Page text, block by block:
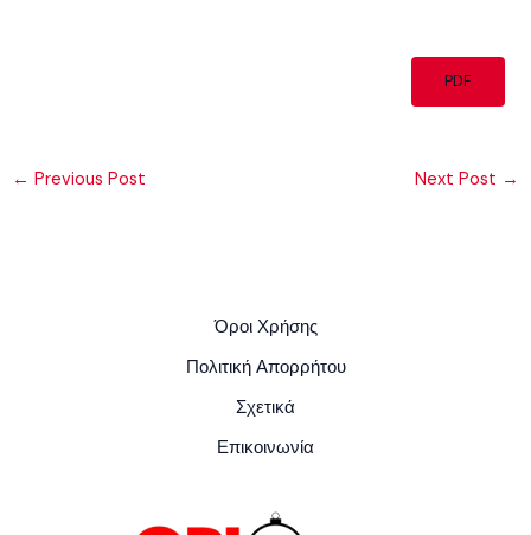
PDF
← Previous Post Next Post →
Όροι Χρήσης
Πολιτική Απορρήτου
Σχετικά
Επικοινωνία